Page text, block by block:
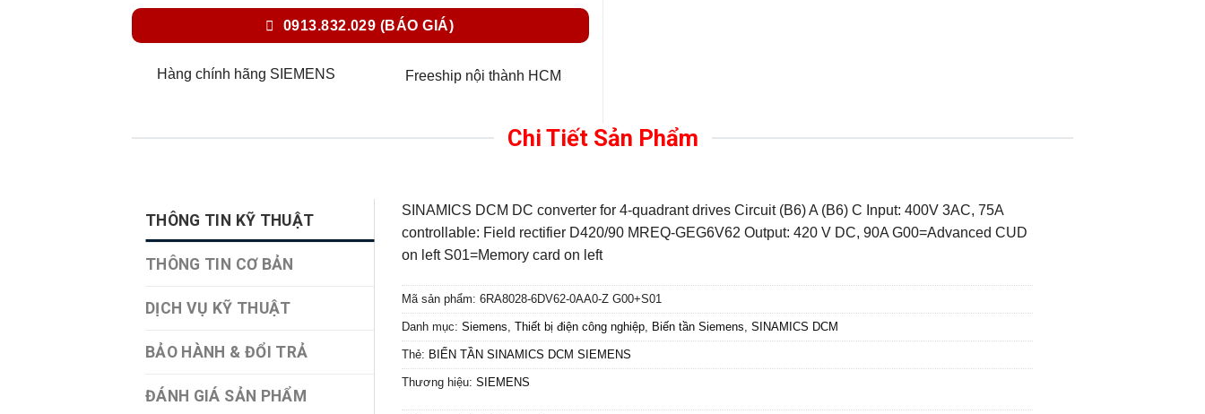
0913.832.029 (BÁO GIÁ)
Hàng chính hãng SIEMENS Freeship nội thành HCM
Chi Tiết Sản Phẩm
THÔNG TIN KỸ THUẬT
THÔNG TIN CƠ BẢN
DỊCH VỤ KỸ THUẬT
BẢO HÀNH & ĐỔI TRẢ
ĐÁNH GIÁ SẢN PHẨM
SINAMICS DCM DC converter for 4-quadrant drives Circuit (B6) A (B6) C Input: 400V 3AC, 75A
controllable: Field rectifier D420/90 MREQ-GEG6V62 Output: 420 V DC, 90A G00=Advanced CUD
on left S01=Memory card on left
Mã sản phẩm: 6RA8028-6DV62-0AA0-Z G00+S01
Danh mục: Siemens, Thiết bị điện công nghiệp, Biến tần Siemens, SINAMICS DCM
Thẻ: BIẾN TẦN SINAMICS DCM SIEMENS
Thương hiệu: SIEMENS